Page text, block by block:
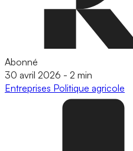
Abonné
30 avril 2026 - 2 min
Entreprises Politique agricole